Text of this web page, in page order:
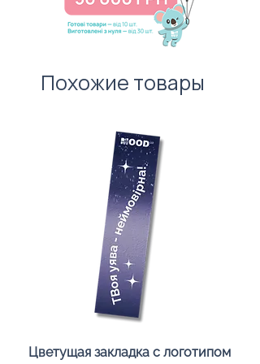
Похожие товары
Цветущая закладка с логотипом